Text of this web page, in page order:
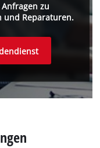
zu
und Reparaturen.